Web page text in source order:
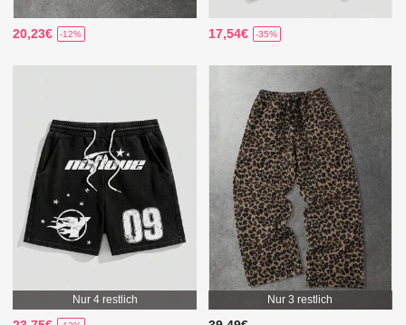
20,23€ -12% 17,54€ -35%
Nur 4 restlich Nur 3 restlich